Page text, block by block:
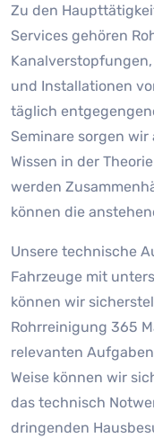
Zu den
Services gehören
und Installationen
täglich
Seminare sorgen
Wissen in der
werden
können die
Unsere technische
Fahrzeuge mit
können wir
Rohrreinigung 365
relevanten
Weise können wir
das technisch
dringenden